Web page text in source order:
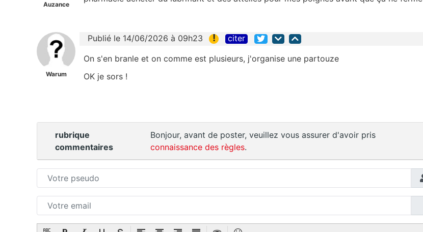
Auzance
Warum
Publié le 14/06/2026 à 09h23 ! citer
On s'en branle et on comme est plusieurs, j'organise une partouze
OK je sors !
rubrique
commentaires
Bonjour, avant de poster, veuillez vous assurer d'avoir pris
connaissance des règles.